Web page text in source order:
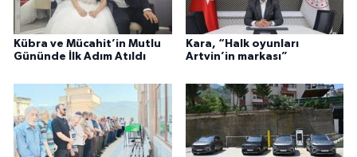
Kübra ve Mücahit’in Mutlu
Gününde İlk Adım Atıldı
Kara, “Halk oyunları
Artvin’in markası”